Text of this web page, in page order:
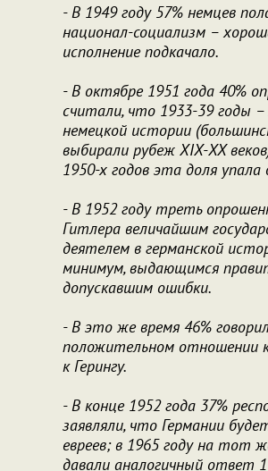
- В 1949 году 57% немцев
национал-социализм –
исполнение подкачало.
- В октябре 1951 года 40%
считали, что 1933-39 годы
немецкой истории
выбирали рубеж XIX-XX
1950-х годов эта доля упала
- В 1952 году треть
Гитлера величайшим
деятелем в германской
минимум, выдающимся
допускавшим ошибки.
- В это же время 46%
положительном отношении
к Герингу.
- В конце 1952 года 37%
заявляли, что Германии
евреев; в 1965 году на тот
давали аналогичный ответ